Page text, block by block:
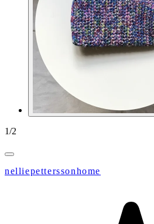
1/2
nelliepetterssonhome